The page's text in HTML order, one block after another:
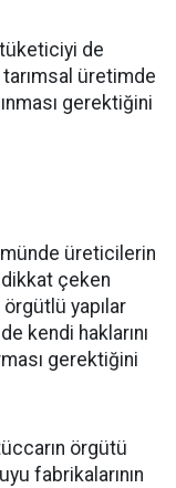
de
üretimde
gerektiğini
üreticilerin
çeken
örgütlü yapılar
kendi haklarını
gerektiğini
örgütü
fabrikalarının